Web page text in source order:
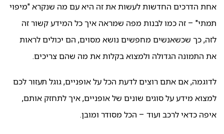
אחת הדרכים החדשות לעשות את זה היא עם מה שנקרא "מיפוי
תמתי" – זה כמו לבנות מפה שמראה איך כל המידע קשור זה
לזה, כך שכשאנשים מחפשים נושא מסוים, הם יכולים לראות
את התמונה הגדולה ולמצוא בקלות את מה שהם צריכים.
לדוגמה, אם אתם רוצים לדעת הכל על אופניים, גוגל תעזור לכם
למצוא מידע על סוגים שונים של אופניים, איך לתחזק אותם,
איפה כדאי לרכב ועוד – הכל מסודר ומובן.